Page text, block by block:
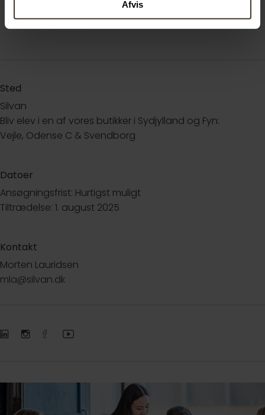
Afvis
Sted
Silvan
Bliv elev i en af vores butikker i Sydjylland og Fyn:
Vejle, Odense C & Svendborg
Datoer
Ansøgningsfrist: Hurtigst muligt
Tiltrædelse: 1. august 2025
Kontakt
Morten Lauridsen
mla@silvan.dk